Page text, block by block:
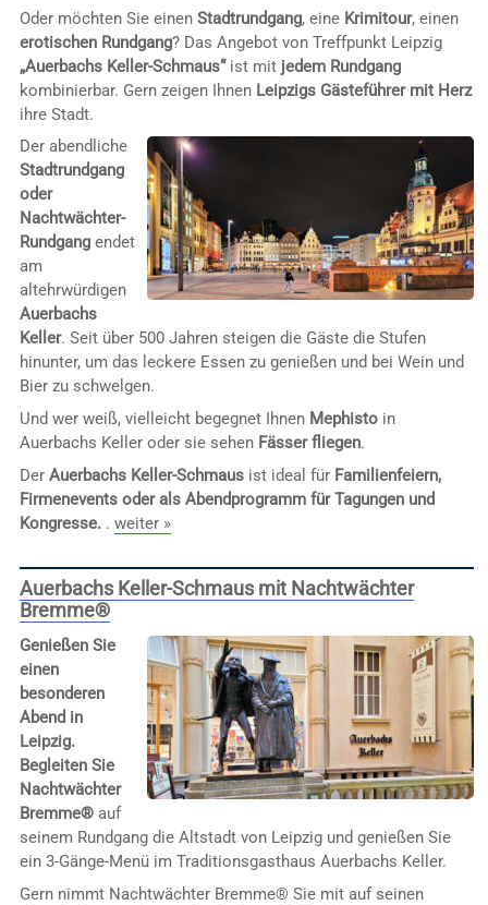
Oder möchten Sie einen Stadtrundgang, eine Krimitour, einen
erotischen Rundgang? Das Angebot von Treffpunkt Leipzig
„Auerbachs Keller-Schmaus“ist mit jedem Rundgang
kombinierbar. Gern zeigen Ihnen Leipzigs Gästeführer mit Herz
ihre Stadt.
Der abendliche
Stadtrundgang
oder
Nachtwächter-
Rundgangendet
am
altehrwürdigen
Auerbachs
Keller. Seit über 500 Jahren steigen die Gäste die Stufen
hinunter, um das leckere Essen zu genießen und bei Wein und
Bier zu schwelgen.
Und wer weiß, vielleicht begegnet Ihnen Mephistoin
Auerbachs Keller oder sie sehen Fässer fliegen.
Der Auerbachs Keller-Schmausist ideal für Familienfeiern,
Firmenevents oder als Abendprogramm für Tagungen und
Kongresse. . weiter »
Auerbachs Keller-Schmaus mit Nachtwächter
Bremme®
Genießen Sie
einen
besonderen
Abend in
Leipzig.
Begleiten Sie
Nachtwächter
Bremme®auf
seinem Rundgang die Altstadt von Leipzig und genießen Sie
ein 3-Gänge-Menü im Traditionsgasthaus Auerbachs Keller.
Gern nimmt Nachtwächter Bremme® Sie mit auf seinen